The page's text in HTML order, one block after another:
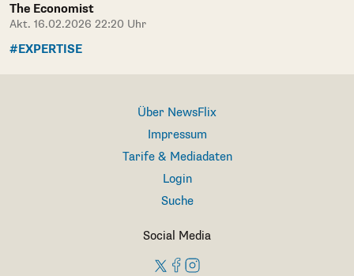
The Economist
Akt. 16.02.2026 22:20 Uhr
#EXPERTISE
Über NewsFlix
Impressum
Tarife & Mediadaten
Login
Suche
Social Media